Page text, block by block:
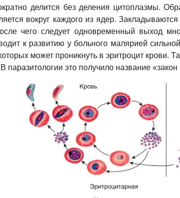
делится без деления цитоплазмы.
вокруг каждого из ядер.
чего следует одновременный выход
к развитию у больного малярией
может проникнуть в эритроцит
паразитологии это получило название